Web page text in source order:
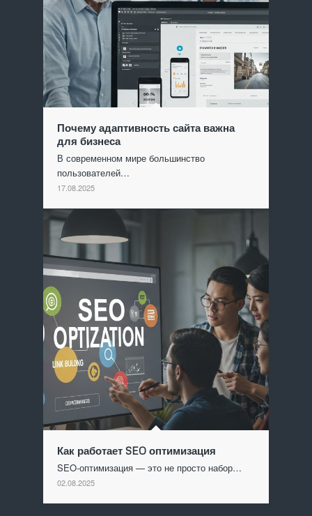
Почему адаптивность сайта важна
для бизнеса
В современном мире большинство
пользователей…
17.08.2025
Как работает SEO оптимизация
SEO-оптимизация — это не просто набор…
02.08.2025